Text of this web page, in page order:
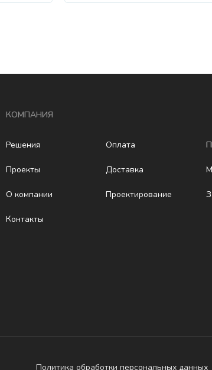
КОМПАНИЯ
Решения Оплата
Проекты Доставка
О компании Проектирование
Контакты
Политика обработки персональных данных